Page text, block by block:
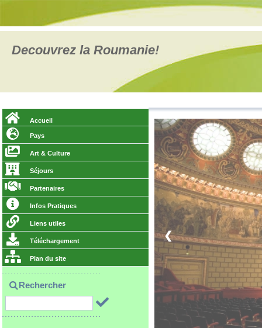
Decouvrez la Roumanie!
Accueil
Pays
Art & Culture
Séjours
Partenaires
Infos Pratiques
Liens utiles
Téléchargement
Plan du site
Rechercher
❮